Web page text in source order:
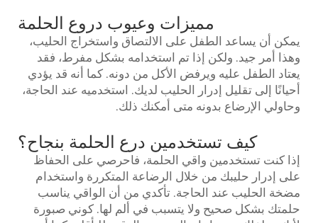
مميزات وعيوب دروع الحلمة
يمكن أن يساعد الطفل على الالتصاق واستخراج الحليب،
وهذا أمر جيد. ولكن إذا تم استخدامه بشكل مفرط، فقد
يعتاد الطفل عليه ويرفض الأكل من دونه. كما أنه قد يؤدي
أحيانًا إلى تقليل إدرار الحليب لديك. استخدميه عند الحاجة،
وحاولي الإرضاع بدونه متى أمكنك ذلك.
كيف تستخدمين درع الحلمة بنجاح؟
إذا كنت تستخدمين واقي الحلمة، فاحرصي على الحفاظ
على إدرار حليبك من خلال الرضاعة المتكررة واستخدام
مضخة الحليب عند الحاجة. تأكدي من أن الواقي يناسب
حلمتك بشكل صحيح ولا يتسبب في ألم لها. كوني صبورة